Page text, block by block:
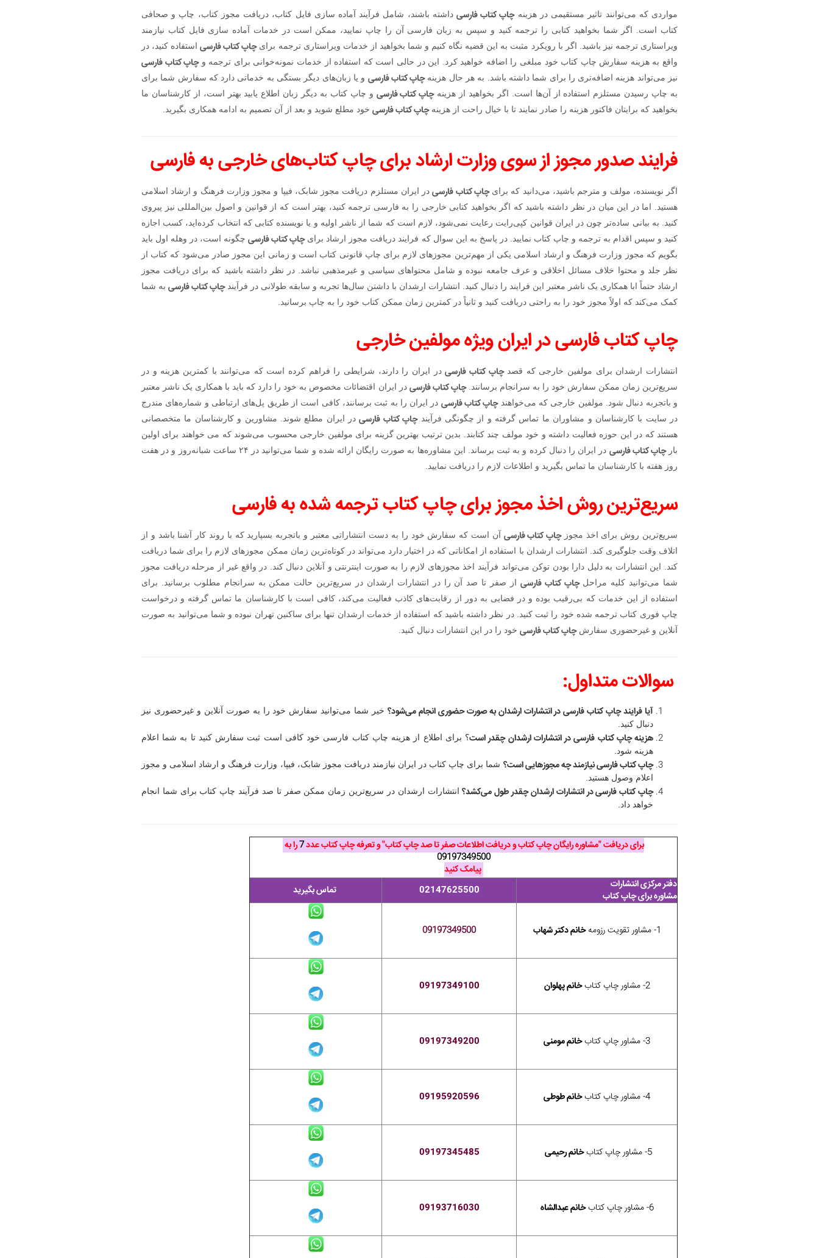
مواردی که می‌توانند تاثیر مستقیمی در هزینهچاپ کتاب فارسیداشته باشند، شامل فرآیند آماده سازی فایل کتاب، دریافت مجوز کتاب، چاپ و صحافی
کتاب است. اگر شما بخواهید کتابی را ترجمه کنید و سپس به زبان فارسی آن را چاپ نمایید، ممکن است در خدمات آماده سازی فایل کتاب نیازمند
ویراستاری ترجمه نیز باشید. اگر با رویکرد مثبت به این قضیه نگاه کنیم و شما بخواهید از خدمات ویراستاری ترجمه برایچاپ کتاب فارسیاستفاده کنید، در
واقع به هزینه سفارش چاپ کتاب خود مبلغی را اضافه خواهید کرد. این در حالی است که استفاده از خدمات نمونه‌خوانی برای ترجمه وچاپ کتاب فارسی
نیز می‌تواند هزینه اضافه‌تری را برای شما داشته باشد. به هر حال هزینهچاپ کتاب فارسی و یا زبان‌های دیگر بستگی به خدماتی دارد که سفارش شما برای
به چاپ رسیدن مستلزم استفاده از آن‌ها است. اگر بخواهید از هزینهچاپ کتاب فارسی و چاپ کتاب به دیگر زبان اطلاع یابید بهتر است، از کارشناسان ما
بخواهید که برایتان فاکتور هزینه را صادر نمایند تا با خیال راحت از هزینهچاپ کتاب فارسی خود مطلع شوید و بعد از آن تصمیم به ادامه همکاری بگیرید.
فرایند صدور مجوز از سوی وزارت ارشاد برای چاپ کتاب‌های خارجی به فارسی
اگر نویسنده، مولف و مترجم باشید، می‌دانید که برایچاپ کتاب فارسیدر ایران مستلزم دریافت مجوز شابک، فیپا و مجوز وزارت فرهنگ و ارشاد اسلامی
هستید. اما در این میان در نظر داشته باشید که اگر بخواهید کتابی خارجی را به فارسی ترجمه کنید، بهتر است که از قوانین و اصول بین‌المللی نیز پیروی
کنید. به بیانی ساده‌تر چون در ایران قوانین کپی‌رایت رعایت نمی‌شود، لازم است که شما از ناشر اولیه و یا نویسنده کتابی که انتخاب کرده‌اید، کسب اجازه
کنید و سپس اقدام به ترجمه و چاپ کتاب نمایید. در پاسخ به این سوال که فرایند دریافت مجوز ارشاد برایچاپ کتاب فارسیچگونه است، در وهله اول باید
بگویم که مجوز وزارت فرهنگ و ارشاد اسلامی یکی از مهم‌ترین مجوزهای لازم برای چاپ قانونی کتاب است و زمانی این مجوز صادر می‌شود که کتاب از
نظر جلد و محتوا خلاف مسائل اخلاقی و عرف جامعه نبوده و شامل محتواهای سیاسی و غیرمذهبی نباشد. در نظر داشته باشید که برای دریافت مجوز
ارشاد حتماً ابا همکاری یک ناشر معتبر این فرایند را دنبال کنید. انتشارات ارشدان با داشتن سال‌ها تجربه و سابقه طولانی در فرآیندچاپ کتاب فارسی به شما
کمک می‌کند که اولاً مجوز خود را به راحتی دریافت کنید و ثانیاً در کمترین زمان ممکن کتاب خود را به چاپ برسانید.
چاپ کتاب فارسی در ایران ویژه مولفین خارجی
انتشارات ارشدان برای مولفین خارجی که قصدچاپ کتاب فارسیدر ایران را دارند، شرایطی را فراهم کرده است که می‌توانند با کمترین هزینه و در
سریع‌ترین زمان ممکن سفارش خود را به سرانجام برسانند.چاپ کتاب فارسی در ایران اقتضائات مخصوص به خود را دارد که باید با همکاری یک ناشر معتبر
و باتجربه دنبال شود. مولفین خارجی که می‌خواهندچاپ کتاب فارسی در ایران را به ثبت برسانند، کافی است از طریق پل‌های ارتباطی و شماره‌های مندرج
در سایت با کارشناسان و مشاوران ما تماس گرفته و از چگونگی فرآیندچاپ کتاب فارسیدر ایران مطلع شوند. مشاورین و کارشناسان ما متخصصانی
هستند که در این حوزه فعالیت داشته و خود مولف چند کتابند. بدین ترتیب بهترین گزینه برای مولفین خارجی محسوب می‌شوند که می خواهند برای اولین
بارچاپ کتاب فارسی
در ایران را دنبال کرده و به ثبت برساند. این مشاوره‌ها به صورت رایگان ارائه شده و شما می‌توانید در ۲۴ ساعت شبانه‌روز و در هفت
روز هفته با کارشناسان ما تماس بگیرید و اطلاعات لازم را دریافت نمایید.
سریع‌ترین روش اخذ مجوز برای چاپ کتاب ترجمه شده به فارسی
سریع‌ترین روش برای اخذ مجوزچاپ کتاب فارسی آن است که سفارش خود را به دست انتشاراتی معتبر و باتجربه بسپارید که با روند کار آشنا باشد و از
اتلاف وقت جلوگیری کند. انتشارات ارشدان با استفاده از امکاناتی که در اختیار دارد می‌تواند در کوتاه‌ترین زمان ممکن مجوزهای لازم را برای شما دریافت
کند. این انتشارات به دلیل دارا بودن توکن می‌تواند فرآیند اخذ مجوزهای لازم را به صورت اینترنتی و آنلاین دنبال کند. در واقع غیر از مرحله دریافت مجوز
شما می‌توانید کلیه مراحلچاپ کتاب فارسی از صفر تا صد آن را در انتشارات ارشدان در سریع‌ترین حالت ممکن به سرانجام مطلوب برسانید. برای
استفاده از این خدمات که بی‌رقیب بوده و در فضایی به دور از رقابت‌های کاذب فعالیت می‌کند، کافی است با کارشناسان ما تماس گرفته و درخواست
چاپ فوری کتاب ترجمه شده خود را ثبت کنید. در نظر داشته باشید که استفاده از خدمات ارشدان تنها برای ساکنین تهران نبوده و شما می‌توانید به صورت
آنلاین و غیرحضوری سفارشچاپ کتاب فارسی خود را در این انتشارات دنبال کنید.
سوالات متداول:
آیا فرایند چاپ کتاب فارسی در انتشارات ارشدان به صورت حضوری انجام می‌شود؟ خیر شما می‌توانید سفارش خود را به صورت آنلاین و غیرحضوری نیز
دنبال کنید.
هزینه چاپ کتاب فارسی در انتشارات ارشدان چقدر است؟ برای اطلاع از هزینه چاپ کتاب فارسی خود کافی است ثبت سفارش کنید تا به شما اعلام
هزینه شود.
چاپ کتاب فارسی نیازمند چه مجوزهایی است؟ شما برای چاپ کتاب در ایران نیازمند دریافت مجوز شابک، فیپا، وزارت فرهنگ و ارشاد اسلامی و مجوز
اعلام وصول هستید.
چاپ کتاب فارسی در انتشارات ارشدان چقدر طول می‌کشد؟انتشارات ارشدان در سریع‌ترین زمان ممکن صفر تا صد فرآیند چاپ کتاب برای شما انجام
خواهد داد.
برای دریافت "مشاوره رایگان چاپ کتاب و دریافت اطلاعات صفر تا صد چاپ کتاب" و تعرفه چاپ کتاب عدد7را به
09197349500
پیامک کنید
دفتر مرکزی انتشارات
مشاوره برای چاپ کتاب
02147625500 تماس بگیرید
1- مشاور تقویت رزومه خانم دکتر شهاب 09197349500
2- مشاور چاپ کتاب خانم پهلوان 09197349100
3- مشاور چاپ کتاب خانم مومنی 09197349200
4- مشاور چاپ کتاب خانم طوطی 09195920596
5- مشاور چاپ کتاب خانم رحیمی 09197345485
6- مشاور چاپ کتاب خانم عبدالشاه 09193716030